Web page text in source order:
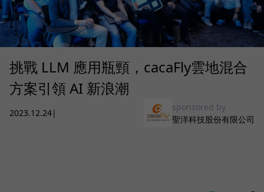
挑戰 LLM 應用瓶頸，cacaFly雲地混合
方案引領 AI 新浪潮
2023.12.24|
sponsored by
聖洋科技股份有限公司